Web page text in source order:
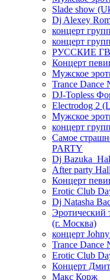
Slade show
Dj Alexey
концерт
концерт
РУССКИЕ
Концерт
Мужское
Trance Dance
DJ-Topless
Electrodog 2
Мужское
концерт
Самое
PARTY
Dj
After party
Концерт
Erotic Club
Dj Natasha
Эротический
(г. Москва)
концерт
Trance Dance
Erotic Club
Концерт
Макс Корж